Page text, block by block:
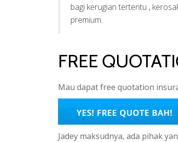
bagi kerugian tertentu ,
premium.
FREE
Mau dapat free quotation
Jadey maksudnya, ada pihak